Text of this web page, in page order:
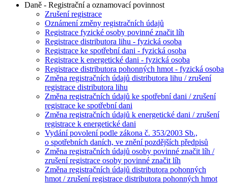
Daně - Registrační a oznamovací povinnost
Zrušení registrace
Oznámení změny registračních údajů
Registrace fyzické osoby povinné značit líh
Registrace distributora lihu - fyzická osoba
Registrace ke spotřební dani - fyzická osoba
Registrace k energetické dani - fyzická osoba
Registrace distributora pohonných hmot - fyzická osoba
Změna registračních údajů distributora lihu / zrušení
registrace distributora lihu
Změna registračních údajů ke spotřební dani / zrušení
registrace ke spotřební dani
Změna registračních údajů k energetické dani / zrušení
registrace k energetické dani
Vydání povolení podle zákona č. 353/2003 Sb.,
o spotřebních daních, ve znění pozdějších předpisů
Změna registračních údajů osoby povinné značit líh /
zrušení registrace osoby povinné značit líh
Změna registračních údajů distributora pohonných
hmot / zrušení registrace distributora pohonných hmot